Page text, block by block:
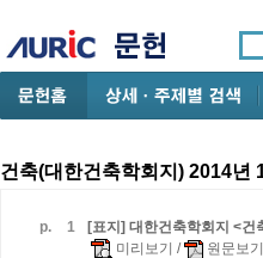
건축(대한건축학회지) 2014년
p. 1
[표지] 대한건축학회지 <건
미리보기 / 원문보기